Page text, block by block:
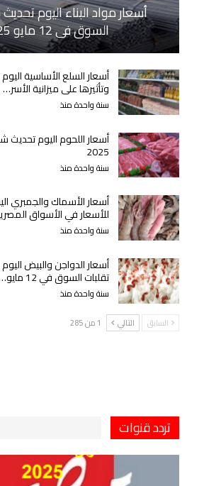
أسعار مواد البناء اليوم
السوق في 12 مايو 2025
أسعار السلع الأساسية
وتأثيرها على ميزانية الأسر…
سنة واحدة منذ
أسعار اللحوم اليوم
2025
سنة واحدة منذ
أسعار الأسماك والجمبري
للأسعار في الأسواق
سنة واحدة منذ
أسعار الدواجن والبيض
تقلبات السوق في 12 مايو…
سنة واحدة منذ
السابق التالي 1 من 285
تردد قنوات